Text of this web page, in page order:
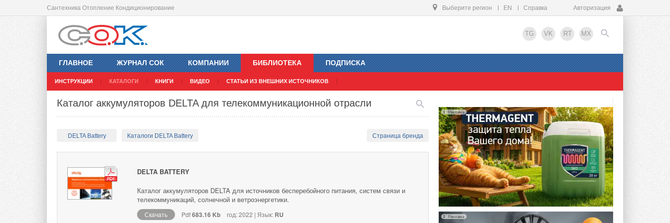
Сантехника Отопление Кондиционирование Выберите регион EN Справка Авторизация
TG VK RT MX
ГЛАВНОЕ ЖУРНАЛ СОК КОМПАНИИ БИБЛИОТЕКА
ИНСТРУКЦИИ КАТАЛОГИ КНИГИ ВИДЕО СТАТЬИ ИЗ ВНЕШНИХ ИСТОЧНИКОВ
ПОДПИСКА
EN
Каталог аккумуляторов DELTA для телекоммуникационной отрасли
DELTA Battery Каталоги DELTA Battery Страница бренда
DELTA BATTERY
Каталог аккумуляторов DELTA для источников бесперебойного питания, систем связи и
телекоммуникаций, солнечной и ветроэнергетики.
Скачать Pdf683.16 Kb год: 2022 | Язык: RU
Реклама
Реклама